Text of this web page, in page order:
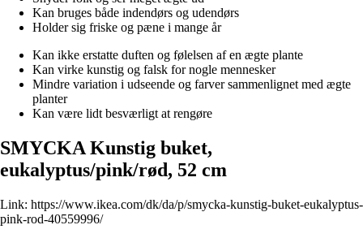
Kan bruges både indendørs og udendørs
Holder sig friske og pæne i mange år
Kan ikke erstatte duften og følelsen af en ægte plante
Kan virke kunstig og falsk for nogle mennesker
Mindre variation i udseende og farver sammenlignet med ægte
planter
Kan være lidt besværligt at rengøre
SMYCKA Kunstig buket,
eukalyptus/pink/rød, 52 cm
Link: https://www.ikea.com/dk/da/p/smycka-kunstig-buket-eukalyptus-
pink-rod-40559996/